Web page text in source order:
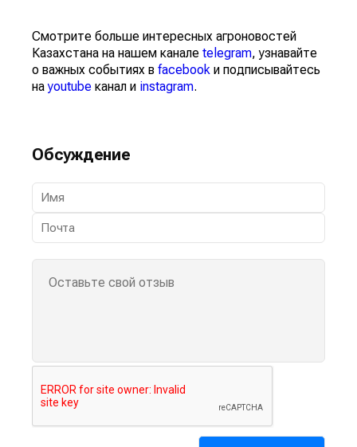
Смотрите больше интересных агроновостей
Казахстана на нашем канале telegram, узнавайте
о важных событиях в facebook и подписывайтесь
наyoutube канал и instagram.
Обсуждение